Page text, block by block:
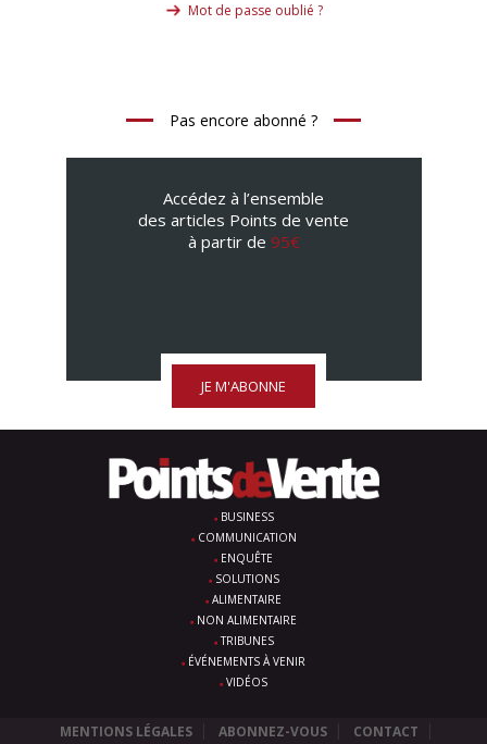
Mot de passe oublié ?
Pas encore abonné ?
Accédez à l’ensemble
des articles Points de vente
à partir de 95€
JE M'ABONNE
BUSINESS
COMMUNICATION
ENQUÊTE
SOLUTIONS
ALIMENTAIRE
NON ALIMENTAIRE
TRIBUNES
ÉVÉNEMENTS À VENIR
VIDÉOS
MENTIONS LÉGALES ABONNEZ-VOUS
CONTACT